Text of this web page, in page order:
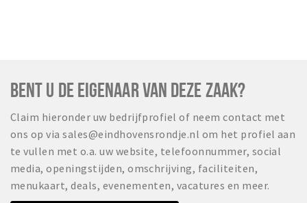
BENT U DE EIGENAAR VAN DEZE ZAAK?
Claim hieronder uw bedrijfprofiel of neem contact met
ons op via sales@eindhovensrondje.nl om het profiel aan
te vullen met o.a. uw website, telefoonnummer, social
media, openingstijden, omschrijving, faciliteiten,
menukaart, deals, evenementen, vacatures en meer.